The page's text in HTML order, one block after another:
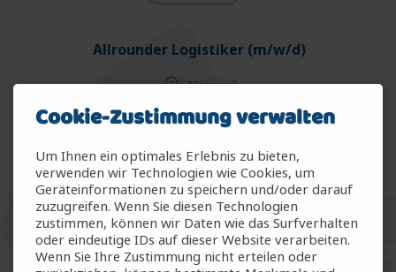
Allrounder Logistiker (m/w/d)
Mägenwil
Temp & Fest
Allrounder Gartenbau (m/w/d)
Arbon
Temp & Fest
Cookie-Zustimmung verwalten
Um Ihnen ein optimales Erlebnis zu bieten,
verwenden wir Technologien wie Cookies, um
Geräteinformationen zu speichern und/oder darauf
zuzugreifen. Wenn Sie diesen Technologien
zustimmen, können wir Daten wie das Surfverhalten
oder eindeutige IDs auf dieser Website verarbeiten.
Wenn Sie Ihre Zustimmung nicht erteilen oder